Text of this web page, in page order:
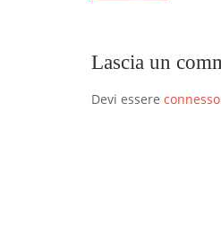
Lascia un
Devi essere connesso